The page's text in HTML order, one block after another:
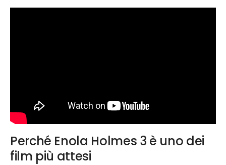
Perché Enola Holmes 3 è uno dei
film più attesi